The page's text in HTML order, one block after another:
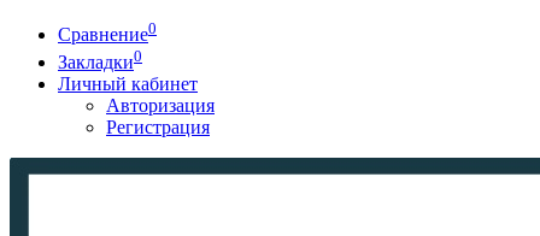
Сравнение0
Закладки0
Личный кабинет
Авторизация
Регистрация